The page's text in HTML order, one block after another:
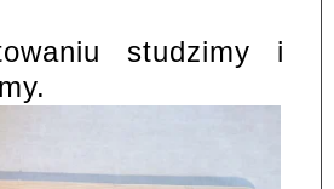
studzimy i